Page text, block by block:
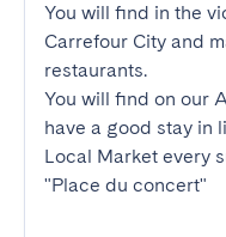
You will find in the
Carrefour City and
restaurants.
You will find on our
have a good stay in
Local Market every
"Place du concert"